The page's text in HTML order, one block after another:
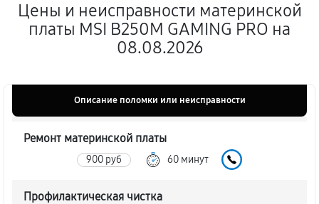
Цены и неисправности материнской
платы MSI B250M GAMING PRO на
08.08.2026
Описание поломки или неисправности
Ремонт материнской платы
900 руб 60 минут
Профилактическая чистка